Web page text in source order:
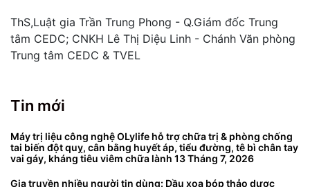
ThS,Luật gia Trần Trung Phong - Q.Giám đốc Trung
tâm CEDC; CNKH Lê Thị Diệu Linh - Chánh Văn phòng
Trung tâm CEDC & TVEL
Tin mới
Máy trị liệu công nghệ OLylife hỗ trợ chữa trị & phòng chống
tai biến đột quỵ, cân bằng huyết áp, tiểu đường, tê bì chân tay
vai gáy, kháng tiêu viêm chữa lành 13 Tháng 7, 2026
Gia truyền nhiều người tin dùng: Dầu xoa bóp thảo dược